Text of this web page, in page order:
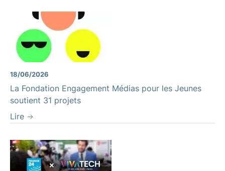
18/06/2026
La Fondation Engagement Médias pour les Jeunes
soutient 31 projets
Lire